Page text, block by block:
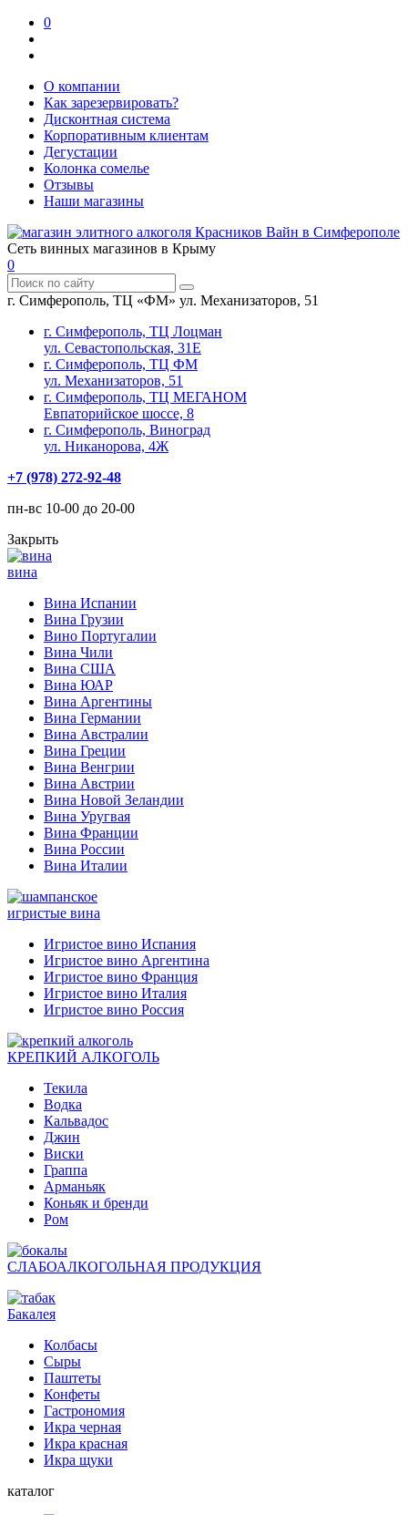
0
О компании
Как зарезервировать?
Дисконтная система
Корпоративным клиентам
Дегустации
Колонка сомелье
Отзывы
Наши магазины
Сеть винных магазинов в Крыму
0
г. Симферополь, ТЦ «ФМ» ул. Механизаторов, 51
г. Симферополь, ТЦ Лоцман
ул. Севастопольская, 31Е
г. Симферополь, ТЦ ФМ
ул. Механизаторов, 51
г. Симферополь, ТЦ МЕГАНОМ
Евпаторийское шоссе, 8
г. Симферополь, Виноград
ул. Никанорова, 4Ж
+7 (978) 272-92-48
пн-вс 10-00 до 20-00
Закрыть
вина
Вина Испании
Вина Грузии
Вино Португалии
Вина Чили
Вина США
Вина ЮАР
Вина Аргентины
Вина Германии
Вина Австралии
Вина Греции
Вина Венгрии
Вина Австрии
Вина Новой Зеландии
Вина Уругвая
Вина Франции
Вина России
Вина Италии
игристые вина
Игристое вино Испания
Игристое вино Аргентина
Игристое вино Франция
Игристое вино Италия
Игристое вино Россия
КРЕПКИЙ АЛКОГОЛЬ
Текила
Водка
Кальвадос
Джин
Виски
Граппа
Арманьяк
Коньяк и бренди
Ром
СЛАБОАЛКОГОЛЬНАЯ ПРОДУКЦИЯ
Бакалея
Колбасы
Сыры
Паштеты
Конфеты
Гастрономия
Икра черная
Икра красная
Икра щуки
каталог